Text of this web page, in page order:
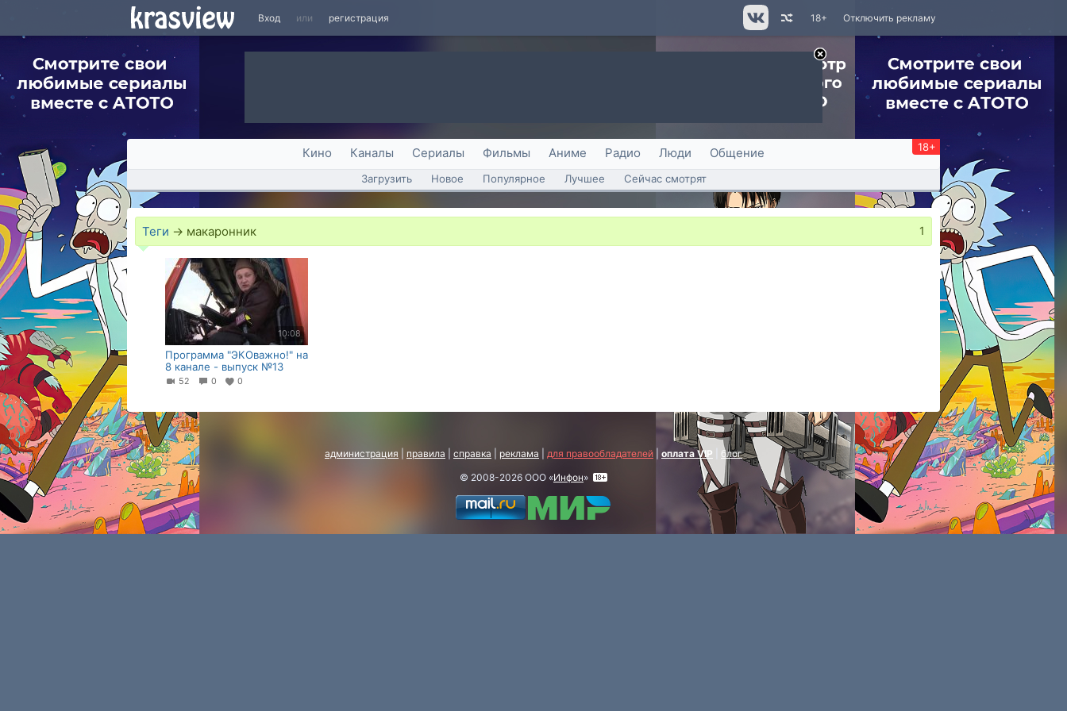
Вход или регистрация Отключить рекламу
18+
Кино Каналы Сериалы Фильмы Аниме Радио Люди Общение 18+
Загрузить Новое Популярное Лучшее Сейчас смотрят
Теги → макаронник 1
10:08
Программа "ЭКОважно!" на
8 канале - выпуск №13
52 0 0
администрация правила справка реклама для правообладателей оплата VIP
блог
© 2008-2026 ООО «Инфон»